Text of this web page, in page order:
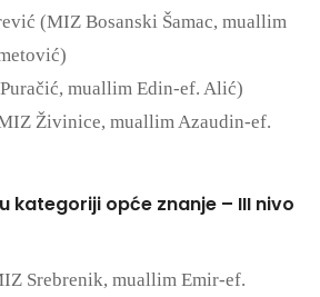
(MIZ Bosanski Šamac, muallim
muallim Edin-ef. Alić)
Živinice, muallim Azaudin-ef.
kategoriji opće znanje – III nivo
Srebrenik, muallim Emir-ef.